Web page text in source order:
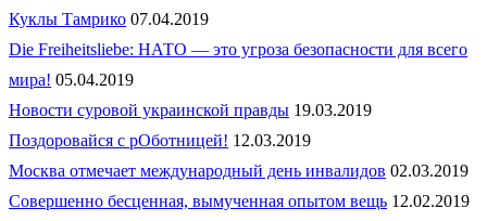
Куклы Тамрико 07.04.2019
Die Freiheitsliebe: НАТО — это угроза безопасности для всего
мира! 05.04.2019
Новости суровой украинской правды 19.03.2019
Поздоровайся с рОботницей! 12.03.2019
Москва отмечает международный день инвалидов 02.03.2019
Совершенно бесценная, вымученная опытом вещь 12.02.2019